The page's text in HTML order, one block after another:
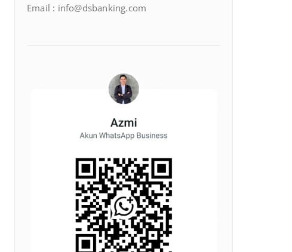
Email : info@dsbanking.com